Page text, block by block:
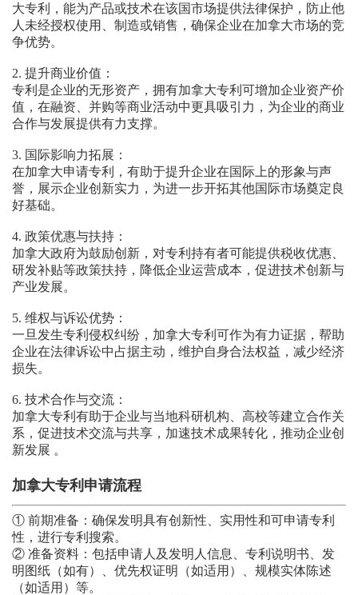
大专利，能为产品或技术在该国市场提供法律保护，防止他
人未经授权使用、制造或销售，确保企业在加拿大市场的竞
争优势。
2. 提升商业价值：
专利是企业的无形资产，拥有加拿大专利可增加企业资产价
值，在融资、并购等商业活动中更具吸引力，为企业的商业
合作与发展提供有力支撑。
3. 国际影响力拓展：
在加拿大申请专利，有助于提升企业在国际上的形象与声
誉，展示企业创新实力，为进一步开拓其他国际市场奠定良
好基础。
4. 政策优惠与扶持：
加拿大政府为鼓励创新，对专利持有者可能提供税收优惠、
研发补贴等政策扶持，降低企业运营成本，促进技术创新与
产业发展。
5. 维权与诉讼优势：
一旦发生专利侵权纠纷，加拿大专利可作为有力证据，帮助
企业在法律诉讼中占据主动，维护自身合法权益，减少经济
损失。
6. 技术合作与交流：
加拿大专利有助于企业与当地科研机构、高校等建立合作关
系，促进技术交流与共享，加速技术成果转化，推动企业创
新发展 。
加拿大专利申请流程
① 前期准备：确保发明具有创新性、实用性和可申请专利
性，进行专利搜索。
② 准备资料：包括申请人及发明人信息、专利说明书、发
明图纸（如有）、优先权证明（如适用）、规模实体陈述
（如适用）等。